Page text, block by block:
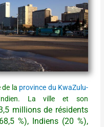
de la province du KwaZulu-
La ville et son
millions de résidents
%), Indiens (20 %),